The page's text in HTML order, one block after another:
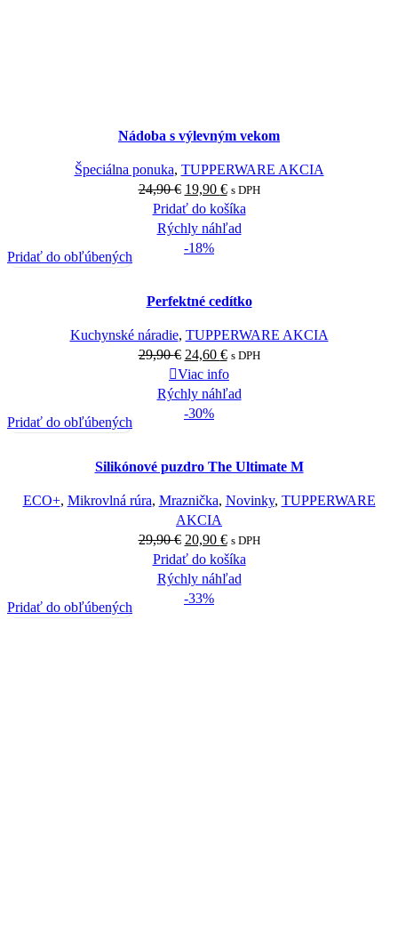
Nádoba s výlevným vekom
Špeciálna ponuka, TUPPERWARE AKCIA
24,90€ 19,90 € s DPH
Pridať do košíka
Rýchly náhľad
-18%
Pridať do obľúbených
Perfektné cedítko
Kuchynské náradie, TUPPERWARE AKCIA
29,90€ 24,60 € s DPH
Viac info
Rýchly náhľad
-30%
Pridať do obľúbených
Silikónové puzdro The Ultimate M
ECO+, Mikrovlná rúra, Mraznička, Novinky, TUPPERWARE
AKCIA
29,90€ 20,90 € s DPH
Pridať do košíka
Rýchly náhľad
-33%
Pridať do obľúbených